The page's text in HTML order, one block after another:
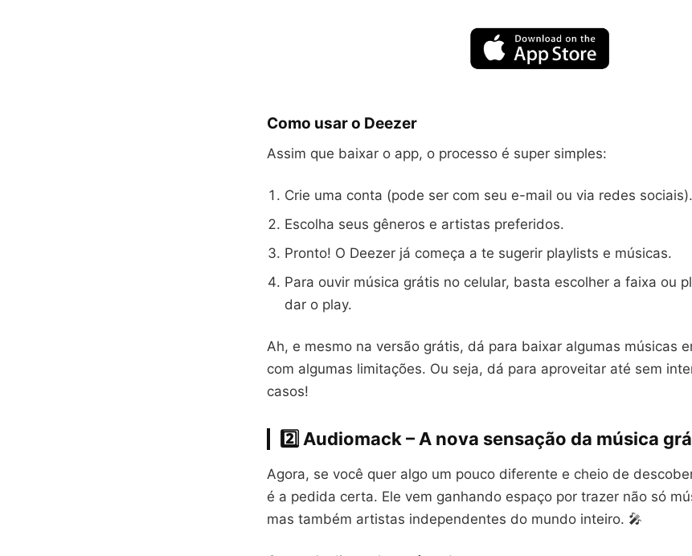
Como usar o Deezer
Assim que baixar o app, o processo é super simples:
Crie uma conta (pode ser com seu e-mail ou via redes sociais).
Escolha seus gêneros e artistas preferidos.
Pronto! O Deezer já começa a te sugerir playlists e músicas.
Para ouvir música grátis no celular, basta escolher a faixa ou
dar o play.
Ah, e mesmo na versão grátis, dá para baixar algumas músicas
com algumas limitações. Ou seja, dá para aproveitar até sem
casos!
2️⃣ Audiomack – A nova sensação da música
Agora, se você quer algo um pouco diferente e cheio de
é a pedida certa. Ele vem ganhando espaço por trazer não só
mas também artistas independentes do mundo inteiro. 🎤